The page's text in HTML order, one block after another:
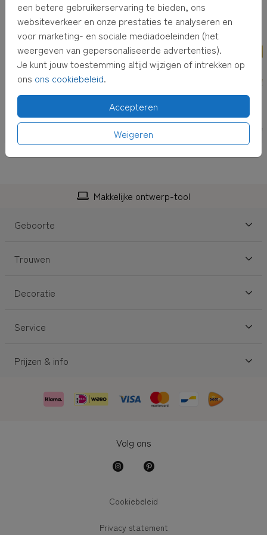
een betere gebruikerservaring te bieden, ons
websiteverkeer en onze prestaties te analyseren en
voor marketing- en sociale mediadoeleinden (het
weergeven van gepersonaliseerde advertenties).
Je kunt jouw toestemming altijd wijzigen of intrekken op
ons ons cookiebeleid.
Accepteren
Weigeren
Makkelijke ontwerp-tool
Geboorte
Trouwen
Decoratie
Service
Prijzen & info
Volg ons
Cookiebeleid
Privacy statement